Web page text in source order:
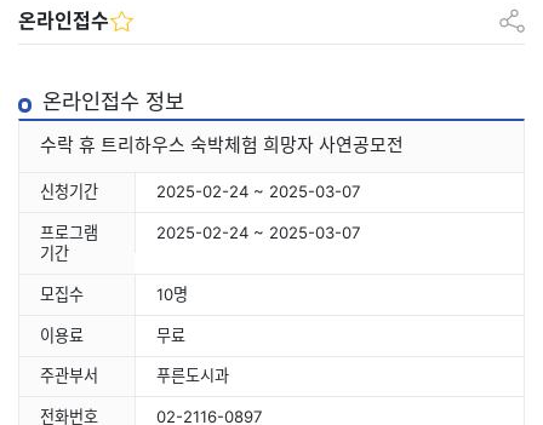
온라인접수 공유하
온라인접수 정보
수락 휴 트리하우스 숙박체험 희망자 사연공모전
신청기간 2025-02-24 ~ 2025-03-07
프로그램
기간
2025-02-24 ~ 2025-03-07
모집수 10명
이용료 무료
주관부서 푸른도시과
전화번호 02-2116-0897